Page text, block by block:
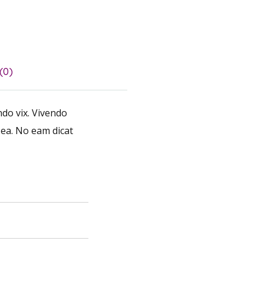
vix. Vivendo
No eam dicat